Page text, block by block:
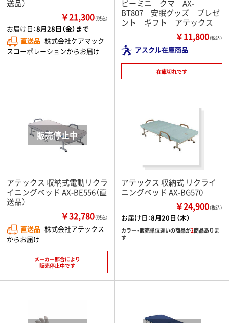
送品）
￥21,300（税込）
お届け日：8月28日（金）まで
直送品 株式会社ケアマック
スコーポレーションからお届け
ピーミニ クマ AX-
BT807 安眠グッズ プレゼ
ント ギフト アテックス
￥11,800（税込）
アスクル在庫商品
在庫切れです
アテックス 収納式電動リクラ
イニングベッド AX-BE556（直
送品）
￥32,780（税込）
直送品 株式会社アテックス
からお届け
メーカー都合により
販売停止中です
アテックス 収納式 リクライ
ニングベッド AX-BG570
￥24,900（税込）
お届け日：8月20日（木）
カラー・販売単位違いの商品が2商品ありま
す